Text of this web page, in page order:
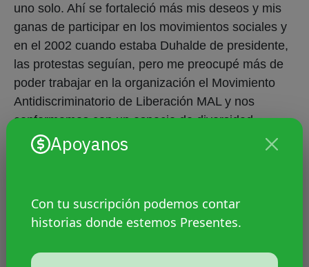
Apoyanos
Con tu suscripción podemos contar
historias donde estemos Presentes.
uno solo. Ahí se fortaleció más mis deseos y mis
ganas de participar en los movimientos sociales y
en el 2002 cuando estaba Duhalde de presidente,
las protestas seguían, pero me preocupé más de
poder trabajar en la organización el Movimiento
Antidiscriminatorio de Liberación MAL y nos
conformamos con un espacio de diversidad
sexual, pero no exclusivamente de diversidad
sexual, sino que un espacio que pudiera presentar
personas discriminadas y excluidas del sistema.